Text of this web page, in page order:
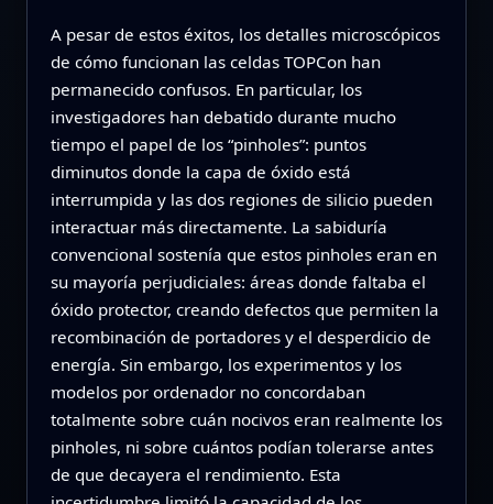
A pesar de estos éxitos, los detalles microscópicos
de cómo funcionan las celdas TOPCon han
permanecido confusos. En particular, los
investigadores han debatido durante mucho
tiempo el papel de los “pinholes”: puntos
diminutos donde la capa de óxido está
interrumpida y las dos regiones de silicio pueden
interactuar más directamente. La sabiduría
convencional sostenía que estos pinholes eran en
su mayoría perjudiciales: áreas donde faltaba el
óxido protector, creando defectos que permiten la
recombinación de portadores y el desperdicio de
energía. Sin embargo, los experimentos y los
modelos por ordenador no concordaban
totalmente sobre cuán nocivos eran realmente los
pinholes, ni sobre cuántos podían tolerarse antes
de que decayera el rendimiento. Esta